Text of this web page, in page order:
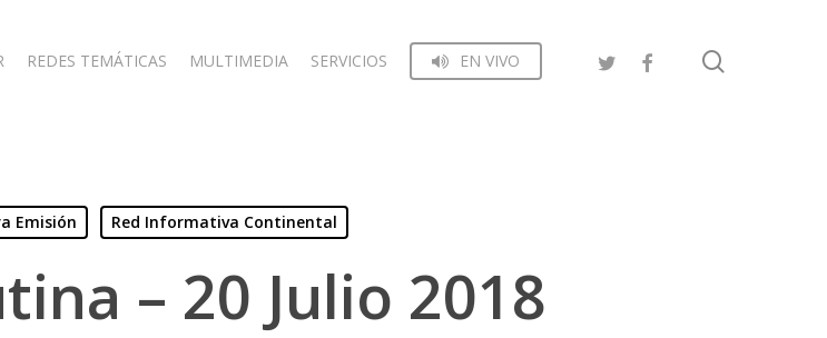
REDES TEMÁTICAS MULTIMEDIA SERVICIOS EN VIVO
Emisión Red Informativa Continental
– 20 Julio 2018